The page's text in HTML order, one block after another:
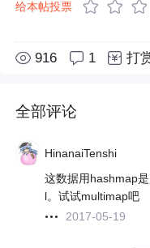
给本帖投票
916 1 打
全部评论
HinanaiTenshi
这数据用hashmap
l。试试multimap吧
2017-05-19